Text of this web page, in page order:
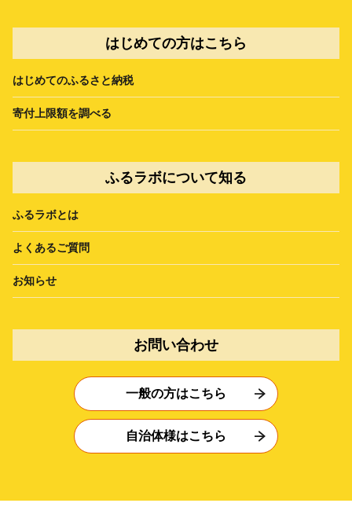
はじめての方はこちら
はじめてのふるさと納税
寄付上限額を調べる
ふるラボについて知る
ふるラボとは
よくあるご質問
お知らせ
お問い合わせ
一般の方はこちら
自治体様はこちら